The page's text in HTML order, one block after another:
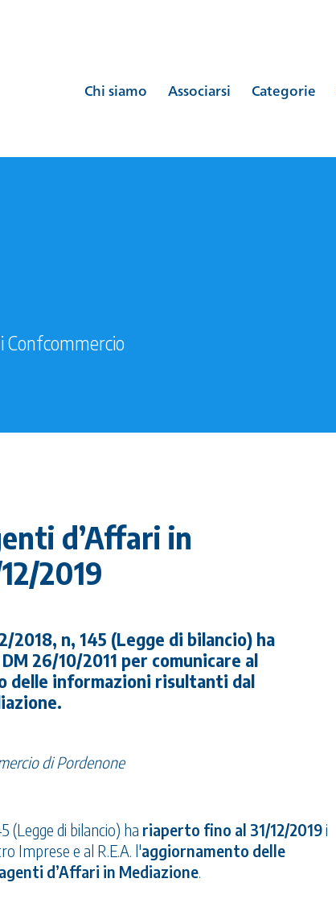
Chi siamo Associarsi Categorie
d’Affari in
2019
2018, n, 145 (Legge di bilancio) ha
26/10/2011 per comunicare al
delle informazioni risultanti dal
di Pordenone
(Legge di bilancio) ha riaperto fino al 31/12/2019i
Imprese e al R.E.A. l'aggiornamento delle
d’Affari in Mediazione.